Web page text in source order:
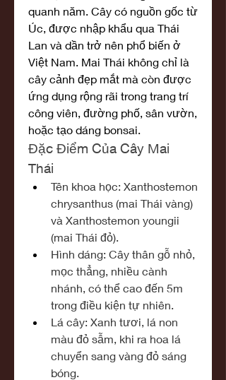
quanh năm. Cây có nguồn gốc từ
Úc, được nhập khẩu qua Thái
Lan và dần trở nên phổ biến ở
Việt Nam. Mai Thái không chỉ là
cây cảnh đẹp mắt mà còn được
ứng dụng rộng rãi trong trang trí
công viên, đường phố, sân vườn,
hoặc tạo dáng bonsai.
Đặc Điểm Của Cây Mai
Thái
Tên khoa học: Xanthostemon
chrysanthus (mai Thái vàng)
và Xanthostemon youngii
(mai Thái đỏ).
Hình dáng: Cây thân gỗ nhỏ,
mọc thẳng, nhiều cành
nhánh, có thể cao đến 5m
trong điều kiện tự nhiên.
Lá cây: Xanh tươi, lá non
màu đỏ sẫm, khi ra hoa lá
chuyển sang vàng đỏ sáng
bóng.